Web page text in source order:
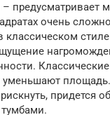
– предусматривает
очень
классическом
уменьшают
придется